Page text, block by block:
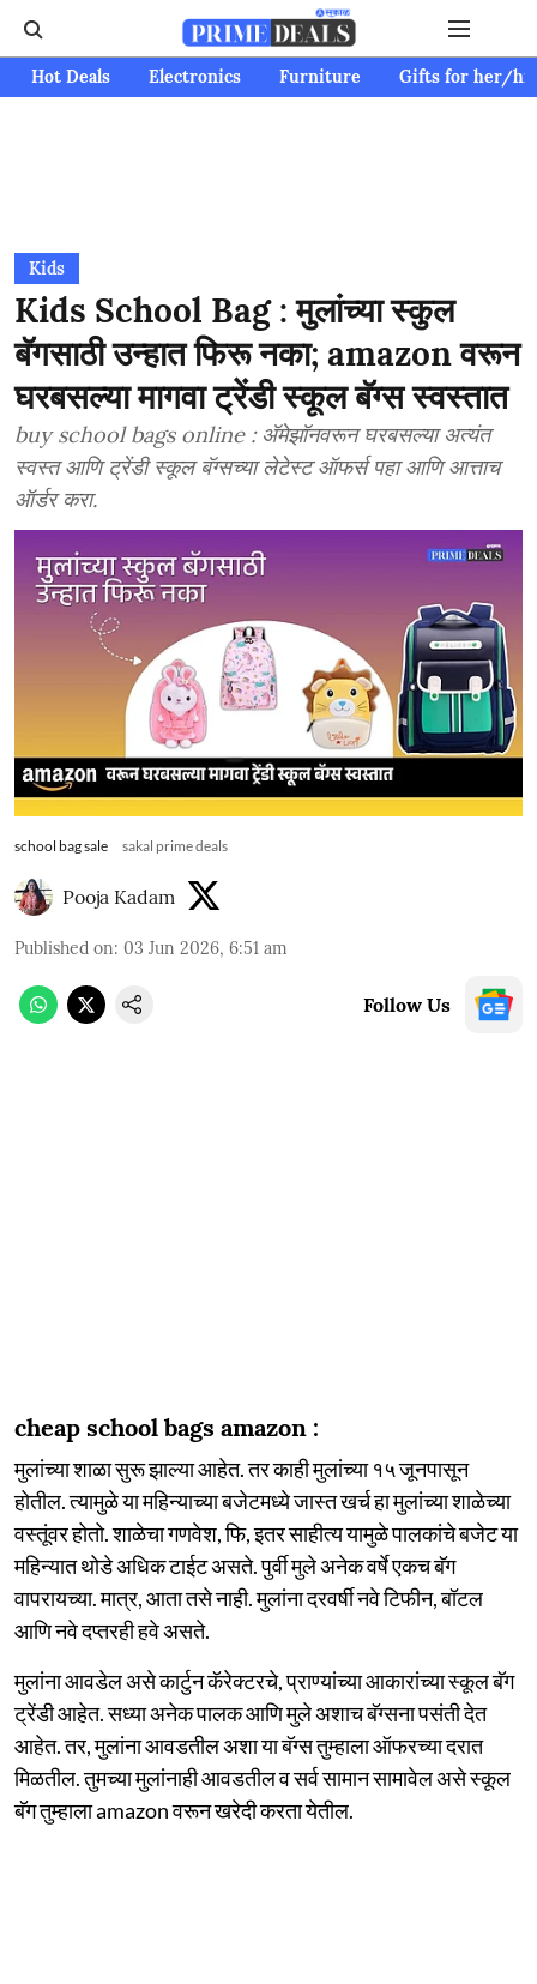
Hot Deals Electronics Furniture Gifts for her/
Kids
Kids School Bag : मुलांच्या स्कुल
बॅगसाठी उन्हात फिरू नका; amazon वरून
घरबसल्या मागवा ट्रेंडी स्कूल बॅग्स स्वस्तात
buy school bags online : अ‍ॅमेझॉनवरून घरबसल्या अत्यंत
स्वस्त आणि ट्रेंडी स्कूल बॅग्सच्या लेटेस्ट ऑफर्स पहा आणि आत्ताच
ऑर्डर करा.
school bag sale sakal prime deals
Pooja Kadam
Published on: 03 Jun 2026, 6:51 am
Follow Us
cheap school bags amazon :
मुलांच्या शाळा सुरू झाल्या आहेत. तर काही मुलांच्या १५ जूनपासून
होतील. त्यामुळे या महिन्याच्या बजेटमध्ये जास्त खर्च हा मुलांच्या शाळेच्या
वस्तूंवर होतो. शाळेचा गणवेश, फि, इतर साहीत्य यामुळे पालकांचे बजेट या
महिन्यात थोडे अधिक टाईट असते. पुर्वी मुले अनेक वर्षे एकच बॅग
वापरायच्या. मात्र, आता तसे नाही. मुलांना दरवर्षी नवे टिफीन, बॉटल
आणि नवे दप्तरही हवे असते.
मुलांना आवडेल असे कार्टुन कॅरेक्टरचे, प्राण्यांच्या आकारांच्या स्कूल बॅग
ट्रेंडी आहेत. सध्या अनेक पालक आणि मुले अशाच बॅग्सना पसंती देत
आहेत. तर, मुलांना आवडतील अशा या बॅग्स तुम्हाला ऑफरच्या दरात
मिळतील. तुमच्या मुलांनाही आवडतील व सर्व सामान सामावेल असे स्कूल
बॅग तुम्हाला amazon वरून खरेदी करता येतील.